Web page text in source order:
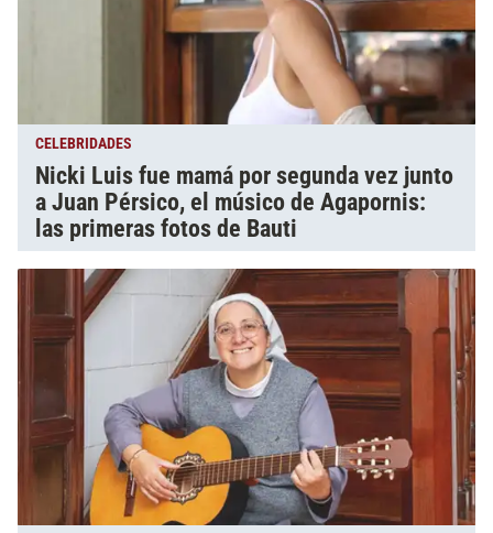
CELEBRIDADES
Nicki Luis fue mamá por segunda vez junto
a Juan Pérsico, el músico de Agapornis:
las primeras fotos de Bauti